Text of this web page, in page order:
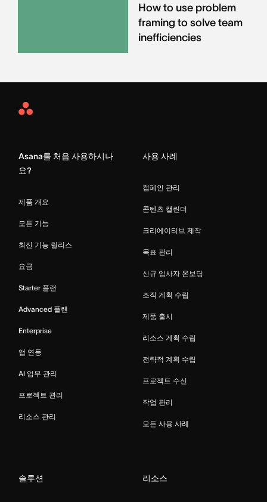
How to use problem
framing to solve team
inefficiencies
Asana
Asana를 처음 사용하시나
요?
제품 개요
모든 기능
최신 기능 릴리스
요금
Starter 플랜
Advanced 플랜
Enterprise
앱 연동
AI 업무 관리
프로젝트 관리
리소스 관리
사용 사례
캠페인 관리
콘텐츠 캘린더
크리에이티브 제작
목표 관리
신규 입사자 온보딩
조직 계획 수립
제품 출시
리소스 계획 수립
전략적 계획 수립
프로젝트 수신
작업 관리
모든 사용 사례
솔루션 리소스